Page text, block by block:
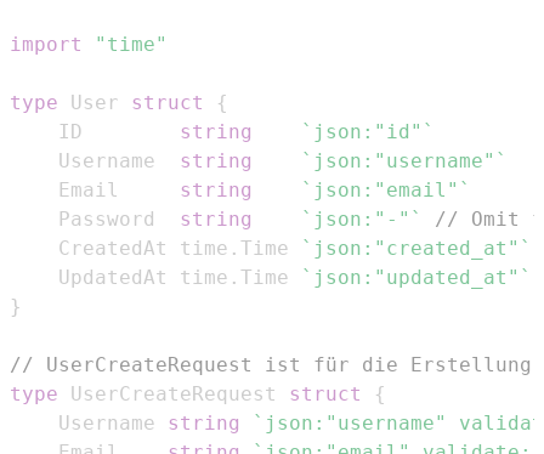
import "time"
type User struct
{
	ID
string
`json:"id"`
	Username
string
`json:"username"`
	Email
string
`json:"email"`
	Password
string `json:"-"`
// Omit
	CreatedAt time
. Time
`json:"created_at"`
	UpdatedAt time
. Time
`json:"updated_at"`
}
// UserCreateRequest ist für die Erstellung
type UserCreateRequest struct
{
	Username
string
`json:"username"